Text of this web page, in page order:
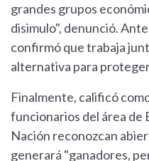
grandes grupos
disimulo", denunció.
confirmó que trabaja
alternativa para
Finalmente, calificó
funcionarios del área de
Nación reconozcan
generará "ganadores,